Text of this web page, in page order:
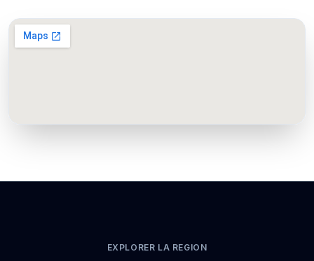
EXPLORER LA REGION